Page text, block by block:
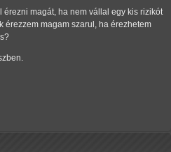
magát, ha nem vállal egy kis rizikót
érezzem magam szarul, ha érezhetem